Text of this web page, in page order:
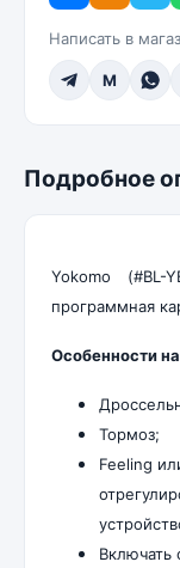
Написать в
M
Подробное
Yokomo (#BL-
программная
Особенности
Тормоз;
Feeling
Включать